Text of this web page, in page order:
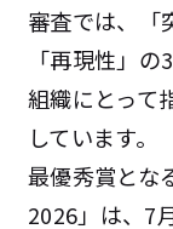
審査では、「
「再現性」
組織にとって
しています。
最優秀賞と
2026」は、7